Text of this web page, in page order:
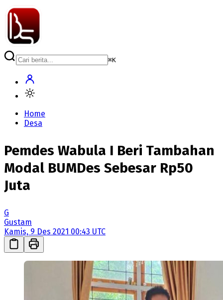
⌘K
Home
Desa
Pemdes Wabula I Beri Tambahan
Modal BUMDes Sebesar Rp50
Juta
G
Gustam
Kamis, 9 Des 2021 00:43 UTC